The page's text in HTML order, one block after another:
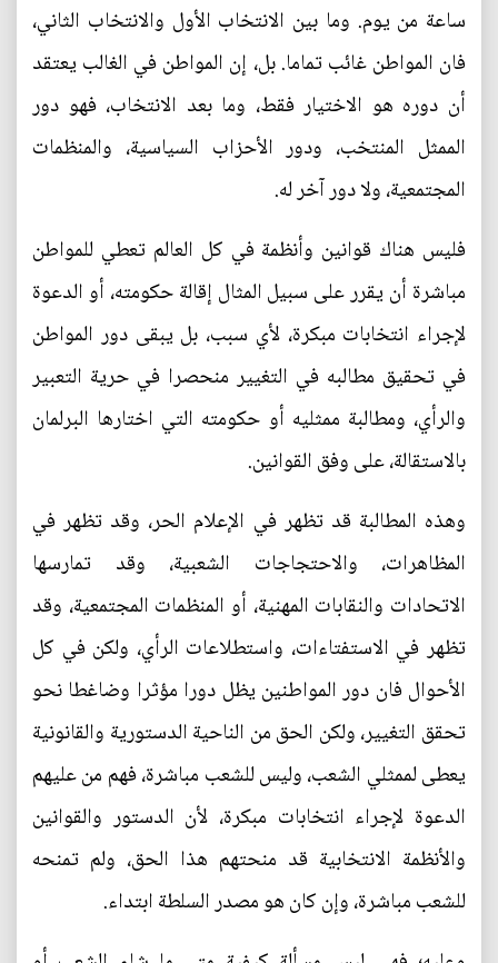
ساعة من يوم. وما بين الانتخاب الأول والانتخاب الثاني،
فان المواطن غائب تماما. بل، إن المواطن في الغالب يعتقد
أن دوره هو الاختيار فقط، وما بعد الانتخاب، فهو دور
الممثل المنتخب، ودور الأحزاب السياسية، والمنظمات
المجتمعية، ولا دور آخر له.
فليس هناك قوانين وأنظمة في كل العالم تعطي للمواطن
مباشرة أن يقرر على سبيل المثال إقالة حكومته، أو الدعوة
لإجراء انتخابات مبكرة، لأي سبب، بل يبقى دور المواطن
في تحقيق مطالبه في التغيير منحصرا في حرية التعبير
والرأي، ومطالبة ممثليه أو حكومته التي اختارها البرلمان
بالاستقالة، على وفق القوانين.
وهذه المطالبة قد تظهر في الإعلام الحر، وقد تظهر في
المظاهرات، والاحتجاجات الشعبية، وقد تمارسها
الاتحادات والنقابات المهنية، أو المنظمات المجتمعية، وقد
تظهر في الاستفتاءات، واستطلاعات الرأي، ولكن في كل
الأحوال فان دور المواطنين يظل دورا مؤثرا وضاغطا نحو
تحقق التغيير، ولكن الحق من الناحية الدستورية والقانونية
يعطى لممثلي الشعب، وليس للشعب مباشرة، فهم من عليهم
الدعوة لإجراء انتخابات مبكرة، لأن الدستور والقوانين
والأنظمة الانتخابية قد منحتهم هذا الحق، ولم تمنحه
للشعب مباشرة، وإن كان هو مصدر السلطة ابتداء.